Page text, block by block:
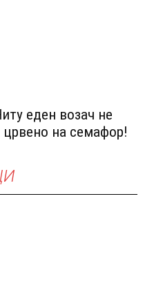
еден возач не
на семафор!